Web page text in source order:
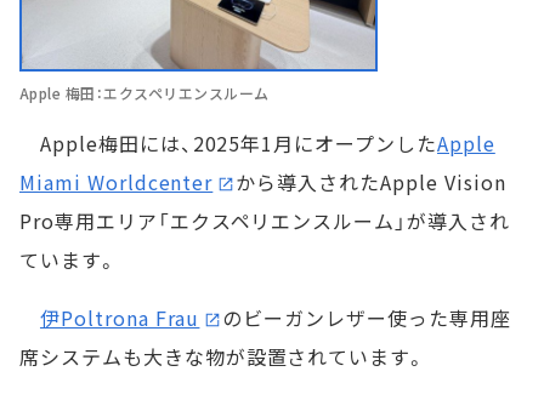
Apple 梅田：エクスペリエンスルーム
Apple梅田には、2025年1月にオープンしたApple
Miami Worldcenter
から導入されたApple Vision
Pro専用エリア「エクスペリエンスルーム」が導入され
ています。
伊Poltrona Frau
のビーガンレザー使った専用座
席システムも大きな物が設置されています。